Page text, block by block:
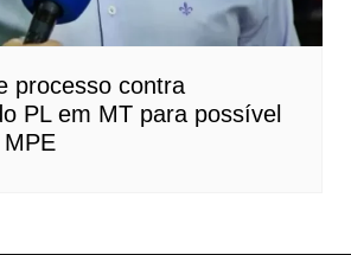
processo contra
PL em MT para possível